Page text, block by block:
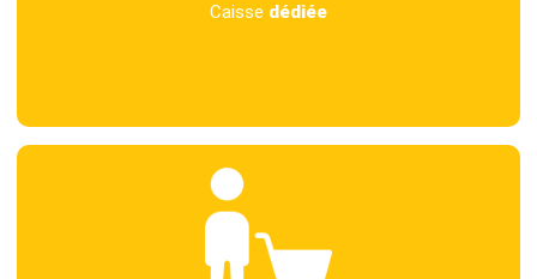
Caisse dédiée